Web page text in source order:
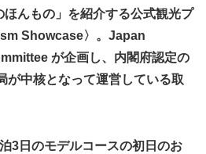
んもの」を紹介する公式観光プ
Showcase〉。Japan
が企画し、内閣府認定の
が中核となって運営している取
3日のモデルコースの初日のお